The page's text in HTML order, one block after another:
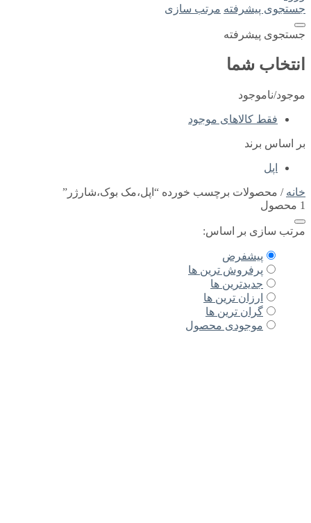
جستجوی پیشرفته مرتب سازی
جستجوی پیشرفته
انتخاب شما
موجود/ناموجود
فقط کالاهای موجود
بر اساس برند
اپل
خانه / محصولات برچسب خورده “اپل،مک بوک،شارژر”
1 محصول
مرتب سازی بر اساس:
پیشفرض
پرفروش ترین ها
جدیدترین ها
ارزان ترین ها
گران ترین ها
موجودی محصول